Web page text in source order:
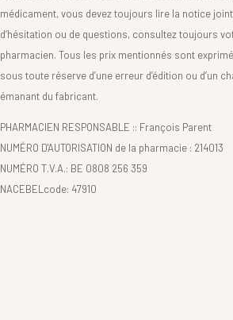
médicament, vous devez toujours lire la notice
d’hésitation ou de questions, consultez toujours
pharmacien. Tous les prix mentionnés sont
sous toute réserve d’une erreur d’édition ou d’un
émanant du fabricant.
PHARMACIEN RESPONSABLE :: François Parent
NUMÉRO D'AUTORISATION de la pharmacie : 214013
NUMÉRO T.V.A.: BE 0808 256 359
NACEBELcode: 47910